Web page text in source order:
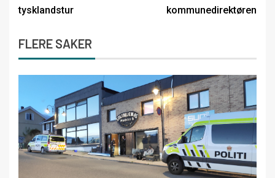
tysklandstur
kommunedirektøren
FLERE SAKER